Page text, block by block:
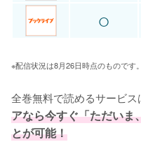
○
※配信状況は8月26日時点のものです。
全巻無料で読めるサービス
アなら今すぐ「ただいま
とが可能！